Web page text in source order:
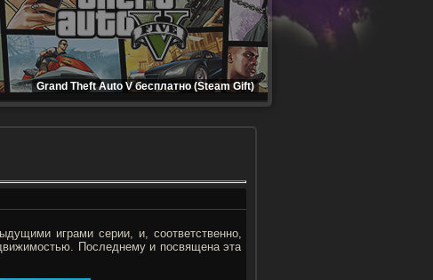
Grand Theft Auto V бесплатно (Steam Gift)
играми серии, и, соответственно,
Последнему и посвящена эта